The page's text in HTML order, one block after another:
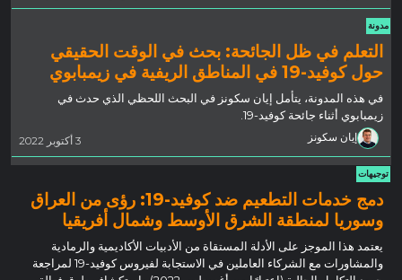
مدونة
التعلم في ظل الجائحة: بحث في الوقت الحقيقي
حول كوفيد-19 في المناطق الريفية في زيمبابوي
في هذه المدونة، يتأمل إيان سكونز في البحث اللحظي الذي حدث في
زيمبابوي أثناء جائحة كوفيد-19.
إيان سكونز 3 أكتوبر 2022
توجيهات
دمج خدمات التطعيم ضد كوفيد-19: رؤى من العراق
وسوريا لمنطقة الشرق الأوسط وشمال أفريقيا
يعتمد هذا الموجز على الأدلة المستقاة من الأدبيات الأكاديمية والرمادية
والمشاورات مع الشركاء العاملين في الاستجابة لفيروس كوفيد-19 لمراجعة